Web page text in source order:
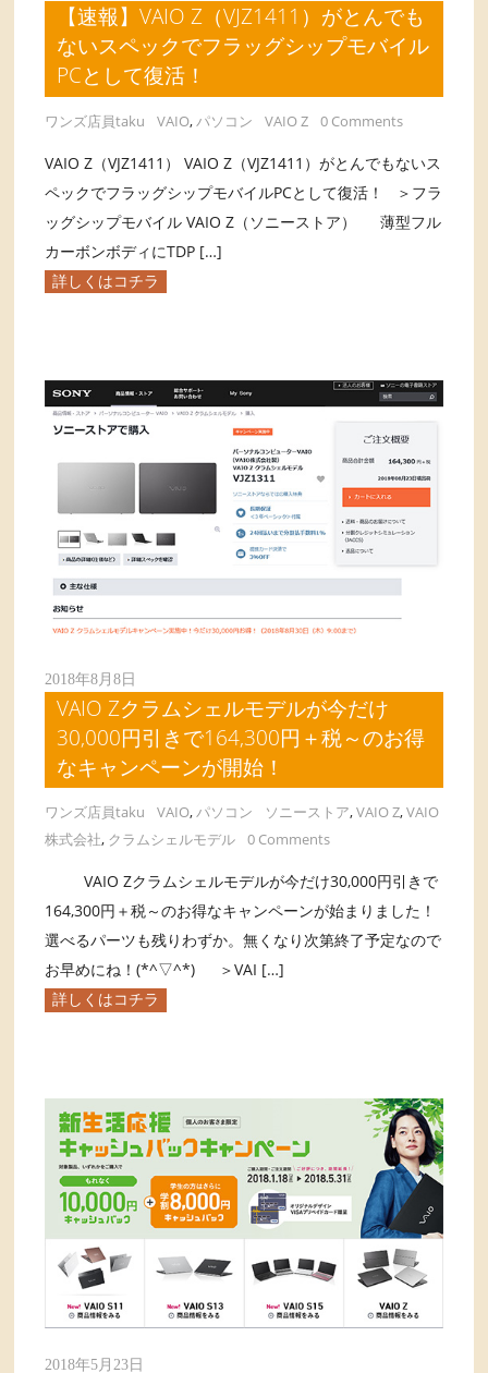
【速報】VAIO Z（VJZ1411）がとんでも
ないスペックでフラッグシップモバイル
PCとして復活！
ワンズ店員taku VAIO,パソコン VAIO Z 0 Comments
VAIO Z（VJZ1411） VAIO Z（VJZ1411）がとんでもないス
ペックでフラッグシップモバイルPCとして復活！ ＞フラ
ッグシップモバイル VAIO Z（ソニーストア） 薄型フル
カーボンボディにTDP […]
詳しくはコチラ
2018年8月8日
VAIO Zクラムシェルモデルが今だけ
30,000円引きで164,300円＋税～のお得
なキャンペーンが開始！
ワンズ店員taku VAIO,パソコン ソニーストア,VAIO Z,VAIO
株式会社, クラムシェルモデル 0 Comments
VAIO Zクラムシェルモデルが今だけ30,000円引きで
164,300円＋税～のお得なキャンペーンが始まりました！
選べるパーツも残りわずか。無くなり次第終了予定なので
お早めにね！(*^▽^*) ＞VAI […]
詳しくはコチラ
2018年5月23日